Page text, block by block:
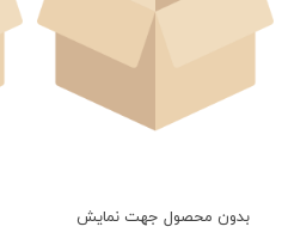
بدون محصول جهت نمایش